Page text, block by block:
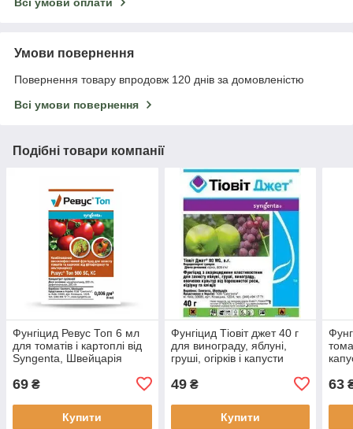
Всі умови оплати
Умови повернення
Повернення товару впродовж 120 днів за домовленістю
Всі умови повернення
Подібні товари компанії
Фунгіцид Ревус Топ 6 мл
для томатів і картоплі від
Syngenta, Швейцарія
69 ₴
Купити
Фунгіцид Тіовіт джет 40 г
для винограду, яблуні,
груші, огірків і капусти
49₴
Купити
63